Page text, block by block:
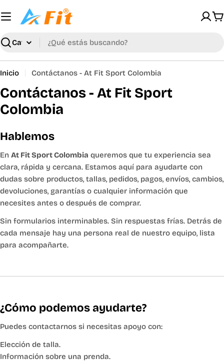
al
Buscar
Inicio Contáctanos - At Fit Sport Colombia
Contáctanos - At Fit Sport
Colombia
Hablemos
En At Fit Sport Colombia queremos que tu experiencia sea
clara, rápida y cercana. Estamos aquí para ayudarte con
dudas sobre productos, tallas, pedidos, pagos, envíos, cambios,
devoluciones, garantías o cualquier información que
necesites antes o después de comprar.
Sin formularios interminables. Sin respuestas frías. Detrás de
cada mensaje hay una persona real de nuestro equipo, lista
para acompañarte.
¿Cómo podemos ayudarte?
Puedes contactarnos si necesitas apoyo con:
Elección de talla.
Información sobre una prenda.